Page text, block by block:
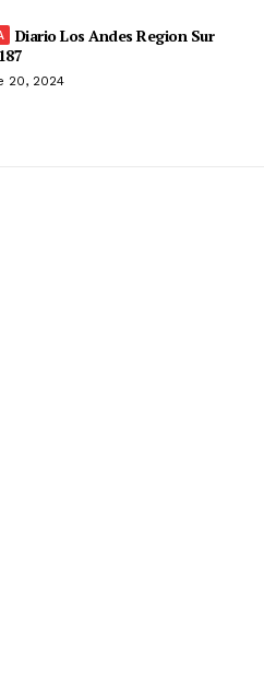
Diario Los Andes Region Sur
20, 2024